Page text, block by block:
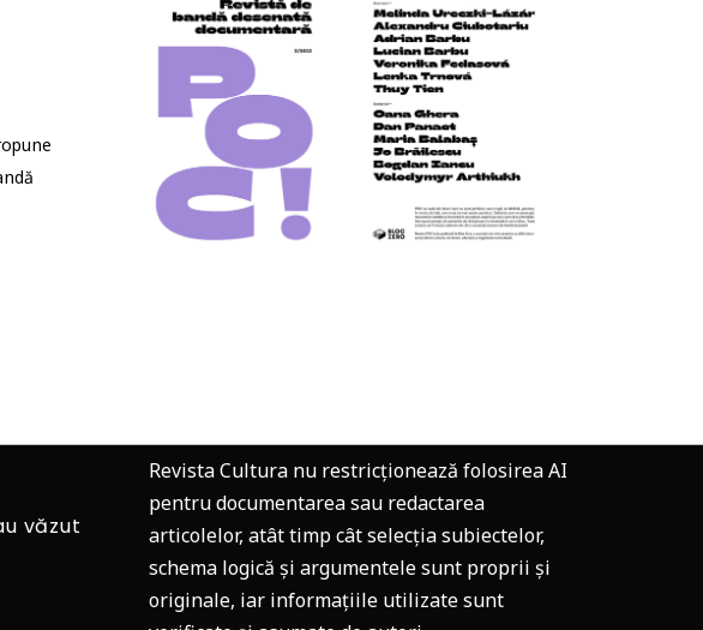
văzut
Revista Cultura nu restricționează folosirea AI
pentru documentarea sau redactarea
articolelor, atât timp cât selecția subiectelor,
schema logică și argumentele sunt proprii și
originale, iar informațiile utilizate sunt